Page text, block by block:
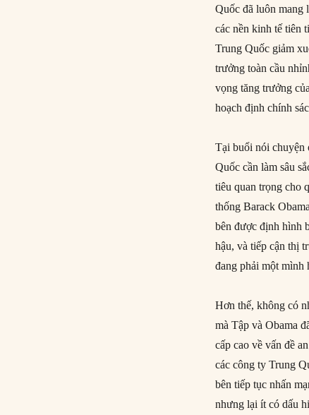
Quốc đã luôn mang
các nền kinh tế tiên
Trung Quốc giảm
trưởng toàn cầu
vọng tăng trưởng
hoạch định chính
Tại buổi nói chuyện
Quốc cần làm sâu
tiêu quan trọng cho
thống Barack
bên được định hình
hậu, và tiếp cận thị
đang phải một mình
Hơn thế, không có
mà Tập và Obama
cấp cao về vấn đề
các công ty Trung
bên tiếp tục nhấn
nhưng lại ít có dấu